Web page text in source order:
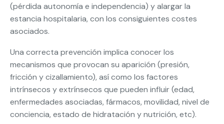
(pérdida autonomía e independencia) y alargar la
estancia hospitalaria, con los consiguientes costes
asociados.
Una correcta prevención implica conocer los
mecanismos que provocan su aparición (presión,
fricción y cizallamiento), así como los factores
intrínsecos y extrínsecos que pueden influir (edad,
enfermedades asociadas, fármacos, movilidad, nivel de
conciencia, estado de hidratación y nutrición, etc).